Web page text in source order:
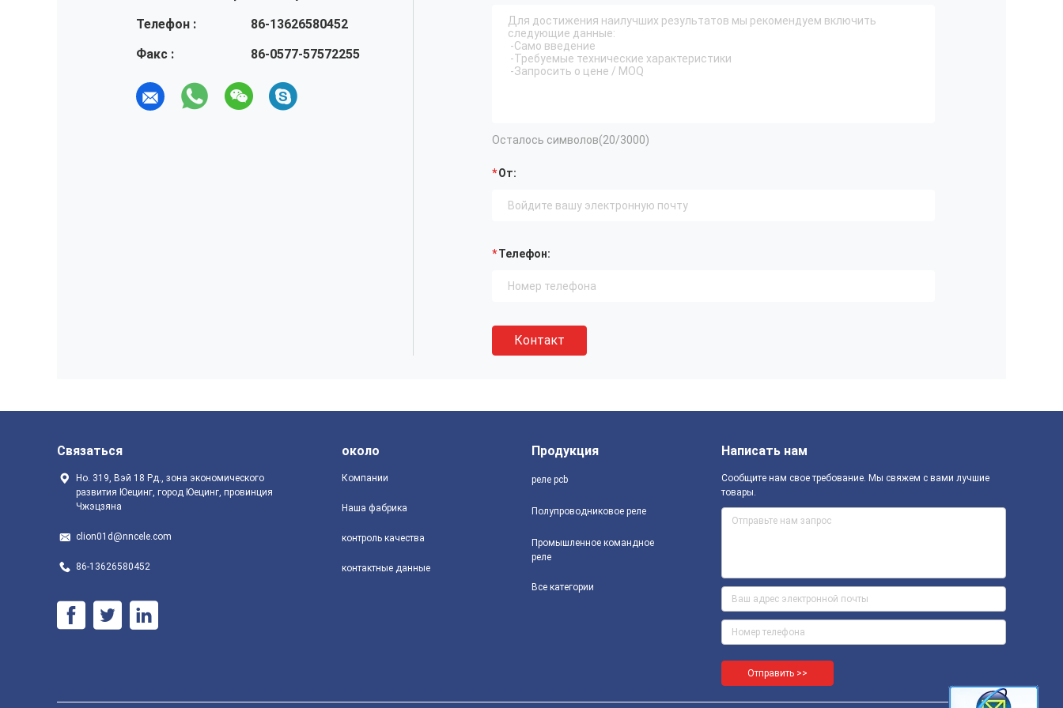
Телефон :
86-13626580452
Факс :
86-0577-57572255
Осталось символов(20/3000)
От:
Телефон:
Контакт
Связаться
Но. 319, Вэй 18 Рд., зона экономического
развития Юецинг, город Юецинг, провинция
Чжэцзяна
clion01d@nncele.com
86-13626580452
около
Компании
Наша фабрика
контроль качества
контактные данные
Продукция
реле pcb
Полупроводниковое реле
Промышленное командное
реле
Все категории
Написать нам
Сообщите нам свое требование. Мы свяжем с вами лучшие
товары.
Отправить >>